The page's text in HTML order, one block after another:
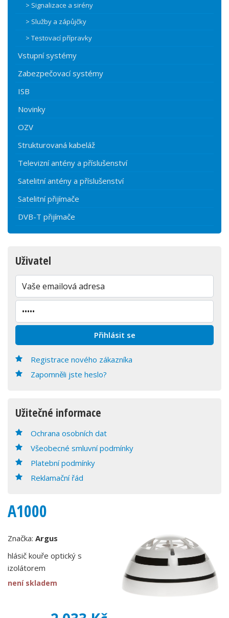
> Signalizace a sirény
> Služby a zápůjčky
> Testovací přípravky
Vstupní systémy
Zabezpečovací systémy
ISB
Novinky
OZV
Strukturovaná kabeláž
Televizní antény a příslušenství
Satelitní antény a příslušenství
Satelitní přijímače
DVB-T přijímače
Uživatel
Registrace nového zákazníka
Zapomněli jste heslo?
Užitečné informace
Ochrana osobních dat
Všeobecné smluvní podmínky
Platební podmínky
Reklamační řád
A1000
Značka: Argus
hlásič kouře optický s
izolátorem
není skladem